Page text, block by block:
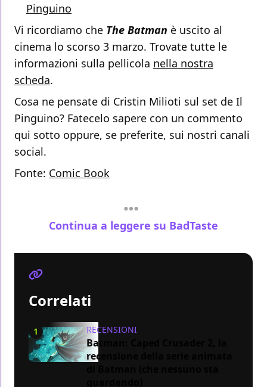
Pinguino
Vi ricordiamo che The Batman è uscito al
cinema lo scorso 3 marzo. Trovate tutte le
informazioni sulla pellicola nella nostra
scheda.
Cosa ne pensate di Cristin Milioti sul set de Il
Pinguino? Fatecelo sapere con un commento
qui sotto oppure, se preferite, sui nostri canali
social.
Fonte: Comic Book
Continua a leggere su BadTaste
Correlati
1 RECENSIONI
Batman: Caped Crusader 2, la
recensione della serie animata